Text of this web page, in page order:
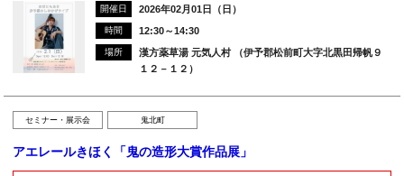
開催日 2026年02月01日（日）
時間 12:30～14:30
場所
漢方薬草湯 元気人村 （伊予郡松前町大字北黒田帰帆９
１２－１２）
セミナー・展示会 鬼北町
アエレールきほく「鬼の造形大賞作品展」